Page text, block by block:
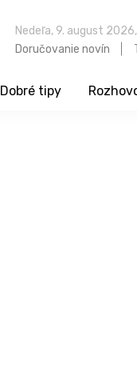
Nedeľa, 9. august
Doručovanie novín
Dobré tipy